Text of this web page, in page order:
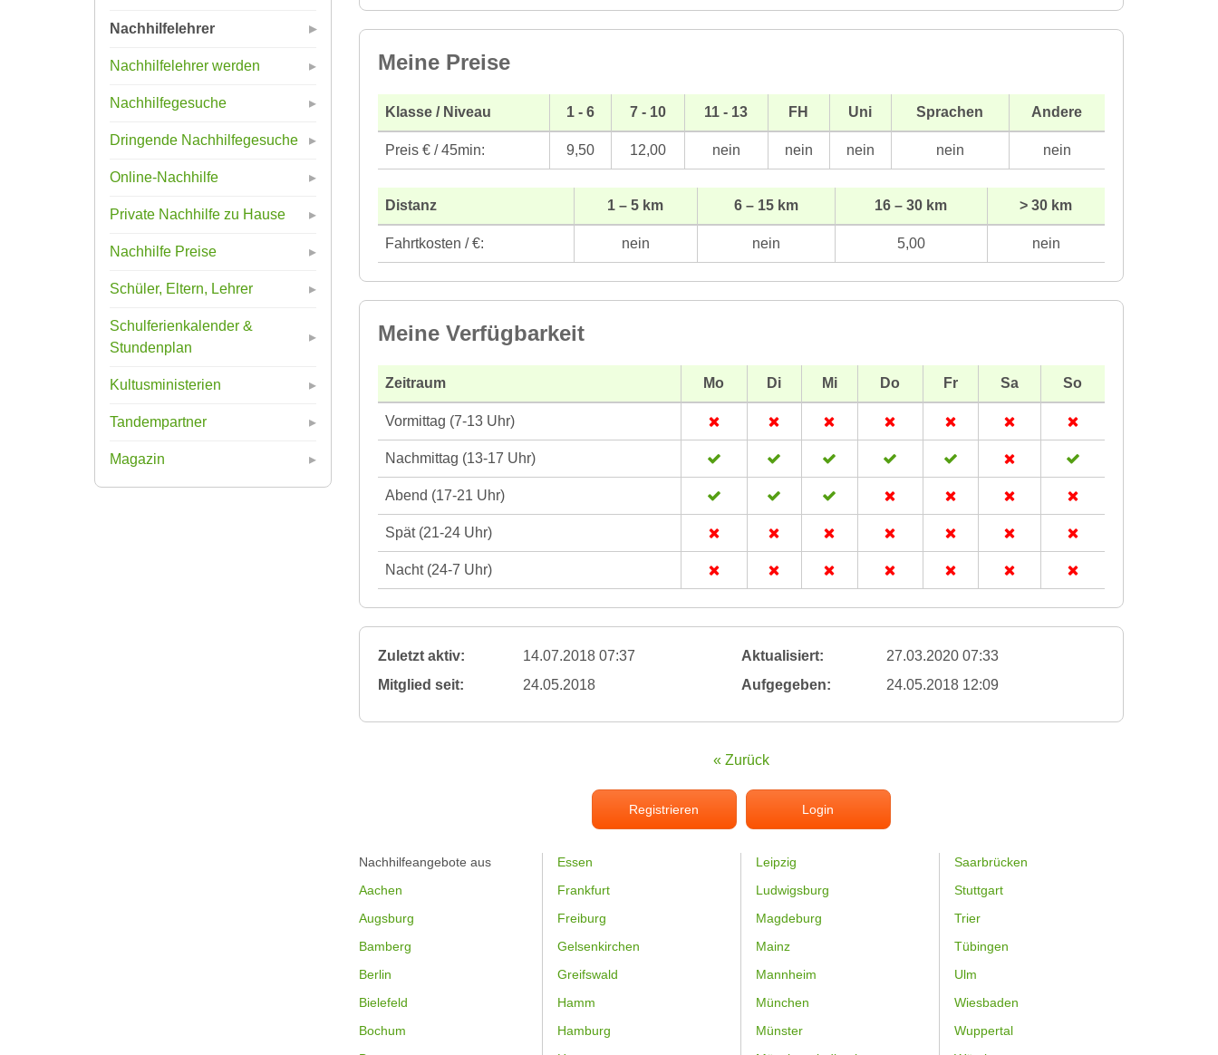
Nachhilfelehrer
Nachhilfelehrer werden
Nachhilfegesuche
Dringende Nachhilfegesuche
Online-Nachhilfe
Private Nachhilfe zu Hause
Nachhilfe Preise
Schüler, Eltern, Lehrer
Schulferienkalender &
Stundenplan
Kultusministerien
Tandempartner
Magazin
Meine Preise
Klasse / Niveau 1 - 6 7 - 10 11 - 13 FH Uni Sprachen Andere
Preis € / 45min: 9,50 12,00 nein nein nein nein nein
Distanz 1 – 5 km 6 – 15 km 16 – 30 km > 30 km
Fahrtkosten / €: nein nein 5,00 nein
Meine Verfügbarkeit
Zeitraum Mo Di Mi Do Fr Sa So
Vormittag (7-13 Uhr)
Nachmittag (13-17 Uhr)
Abend (17-21 Uhr)
Spät (21-24 Uhr)
Nacht (24-7 Uhr)
Zuletzt aktiv: 14.07.2018 07:37 Aktualisiert:
27.03.2020 07:33
Mitglied seit:
24.05.2018 Aufgegeben: 24.05.2018 12:09
« Zurück
Registrieren Login
Nachhilfeangebote aus
Aachen
Augsburg
Bamberg
Berlin
Bielefeld
Bochum
Essen
Frankfurt
Freiburg
Gelsenkirchen
Greifswald
Hamm
Hamburg
Leipzig
Ludwigsburg
Magdeburg
Mainz
Mannheim
München
Münster
Saarbrücken
Stuttgart
Trier
Tübingen
Ulm
Wiesbaden
Wuppertal